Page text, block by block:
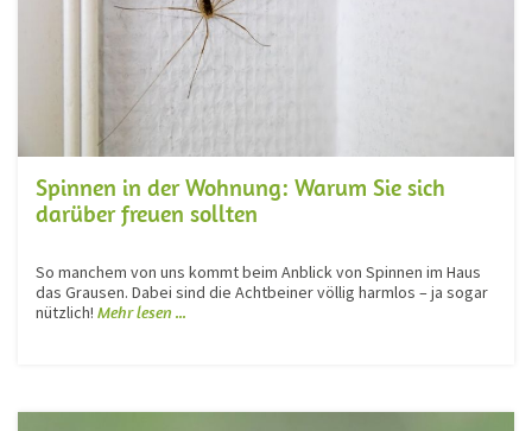
Spinnen in der Wohnung: Warum Sie sich
darüber freuen sollten
So manchem von uns kommt beim Anblick von Spinnen im Haus
das Grausen. Dabei sind die Achtbeiner völlig harmlos – ja sogar
nützlich! Mehr lesen ...